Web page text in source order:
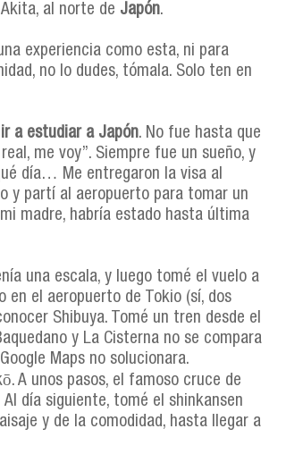
al norte de Japón.
experiencia como esta, ni para
no lo dudes, tómala. Solo ten en
a estudiar a Japón. No fue hasta que
me voy”. Siempre fue un sueño, y
día… Me entregaron la visa al
y partí al aeropuerto para tomar un
madre, habría estado hasta última
una escala, y luego tomé el vuelo a
en el aeropuerto de Tokio (sí, dos
Shibuya. Tomé un tren desde el
y La Cisterna no se compara
Maps no solucionara.
A unos pasos, el famoso cruce de
día siguiente, tomé el shinkansen
y de la comodidad, hasta llegar a